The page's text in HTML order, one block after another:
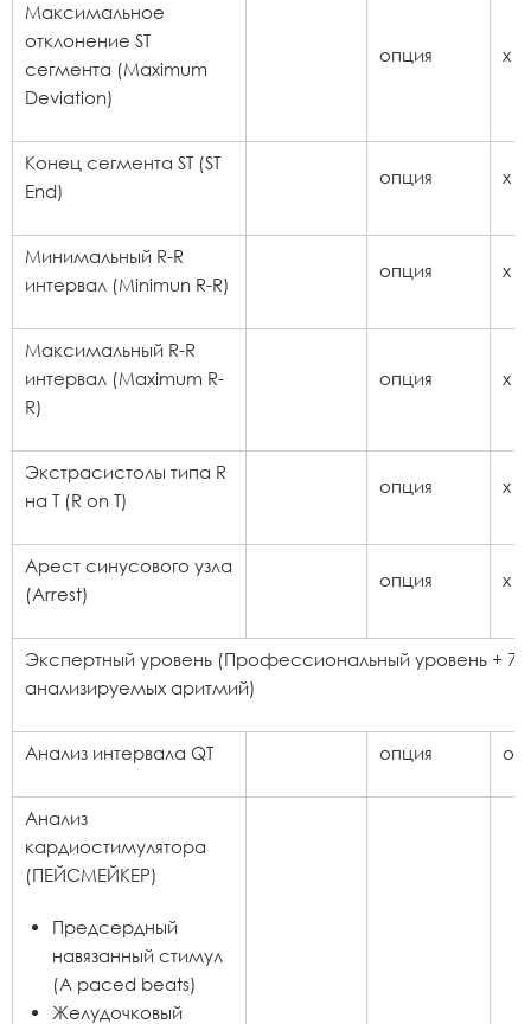
Максимальное
отклонение ST
сегмента (Maximum
Deviation)
опция x
Конец сегмента ST (ST
End)
опция x
Минимальный R-R
интервал (Minimun R-R)
опция x
Максимальный R-R
интервал (Maximum R-
R)
опция x
Экстрасистолы типа R
на T (R on T)
опция x
Арест синусового узла
(Arrest)
опция x
Экспертный уровень (Профессиональный уровень + 7
анализируемых аритмий)
Анализ интервала QT опция
Анализ
кардиостимулятора
(ПЕЙСМЕЙКЕР)
Предсердный
навязанный стимул
(А paced beats)
Желудочковый